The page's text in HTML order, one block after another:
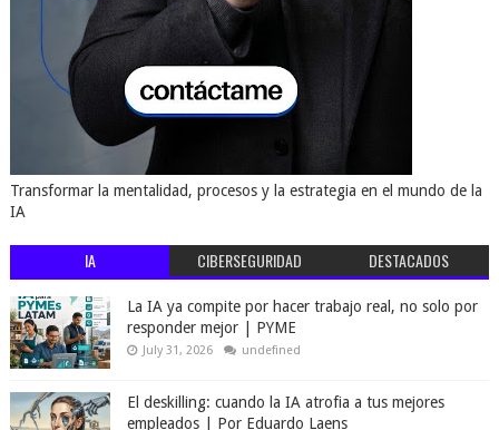
Transformar la mentalidad, procesos y la estrategia en el mundo de la
IA
IA CIBERSEGURIDAD DESTACADOS
La IA ya compite por hacer trabajo real, no solo por
responder mejor | PYME
July 31, 2026 undefined
El deskilling: cuando la IA atrofia a tus mejores
empleados | Por Eduardo Laens